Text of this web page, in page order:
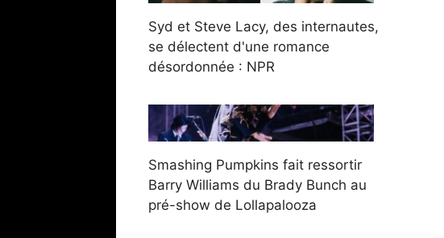
Syd et Steve Lacy, des internautes,
se délectent d'une romance
désordonnée : NPR
Smashing Pumpkins fait ressortir
Barry Williams du Brady Bunch au
pré-show de Lollapalooza